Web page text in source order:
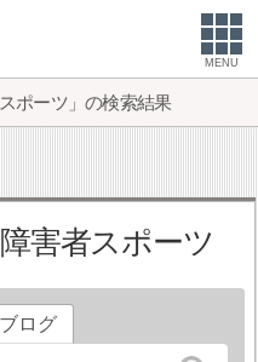
MENU
スポーツ」の検索結果
障害者スポーツ
ブログ